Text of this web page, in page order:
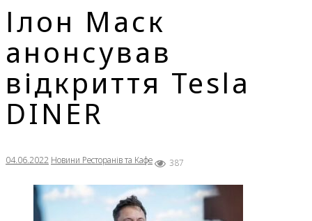
Ілон Маск
анонсував
відкриття Tesla
DINER
04.06.2022 Новини Ресторанів та Кафе 387